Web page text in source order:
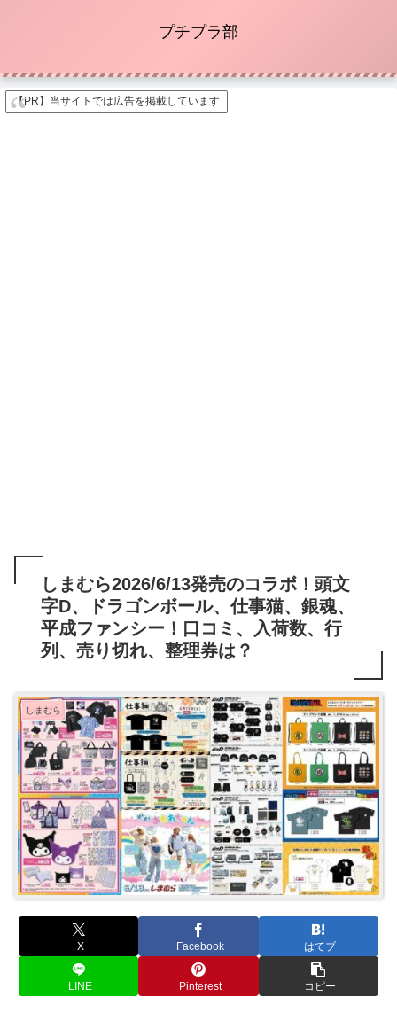
プチプラ部
【PR】当サイトでは広告を掲載しています
しまむら2026/6/13発売のコラボ！頭文
字D、ドラゴンボール、仕事猫、銀魂、
平成ファンシー！口コミ、入荷数、行
列、売り切れ、整理券は？
しまむら
X Facebook はてブ
LINE Pinterest コピー